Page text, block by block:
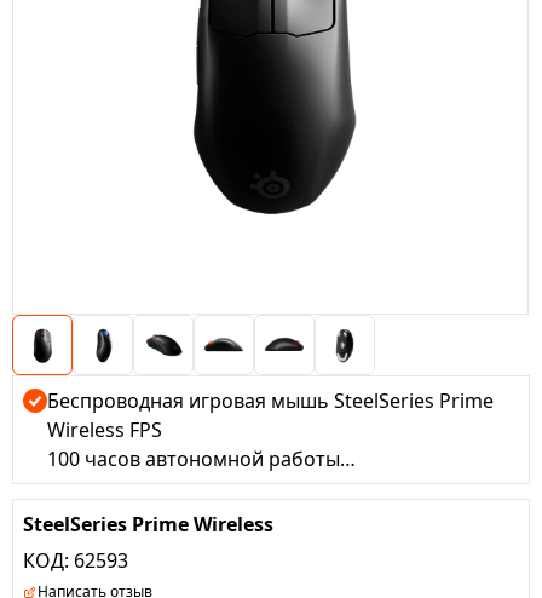
Беспроводная игровая мышь SteelSeries Prime
Wireless FPS
100 часов автономной работы
USB-C
Оптический сенсор TrueMove Air с разрешением
5 программируемых кнопок
SteelSeries Prime Wireless
КОД: 62593
Написать отзыв